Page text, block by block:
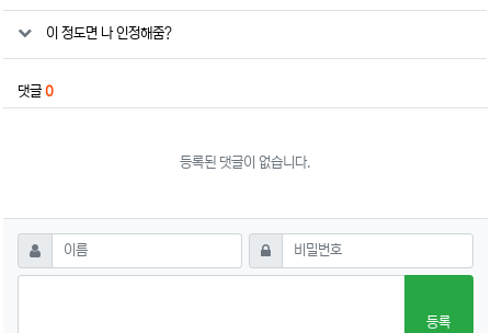
이 정도면 나 인정해줌?
댓글0
등록된 댓글이 없습니다.
댓글쓰기
이름 필수 비밀번호필수
등록